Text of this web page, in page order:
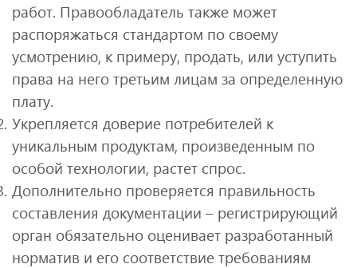
работ. Правообладатель также может
распоряжаться стандартом по своему
усмотрению, к примеру, продать, или уступить
права на него третьим лицам за определенную
плату.
Укрепляется доверие потребителей к
уникальным продуктам, произведенным по
особой технологии, растет спрос.
Дополнительно проверяется правильность
составления документации – регистрирующий
орган обязательно оценивает разработанный
норматив и его соответствие требованиям